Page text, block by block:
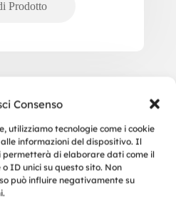
Consenso
utilizziamo tecnologie come i cookie
informazioni del dispositivo. Il
permetterà di elaborare dati come il
ID unici su questo sito. Non
può influire negativamente su
PER COMPUTER